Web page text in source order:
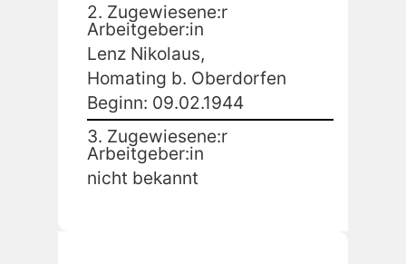
2. Zugewiesene:r
Arbeitgeber:in
Lenz Nikolaus,
Homating b. Oberdorfen
Beginn: 09.02.1944
3. Zugewiesene:r
Arbeitgeber:in
nicht bekannt